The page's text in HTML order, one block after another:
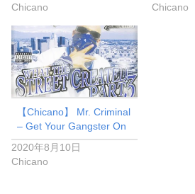
Chicano
Chicano
【Chicano】 Mr. Criminal
– Get Your Gangster On
2020年8月10日
Chicano